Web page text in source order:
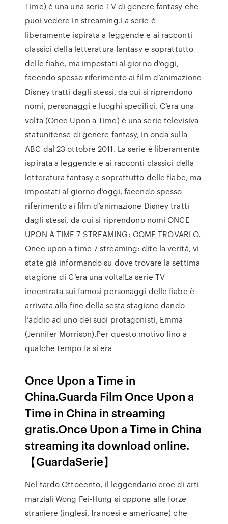
Time) è una una serie TV di genere fantasy che
puoi vedere in streaming.La serie è
liberamente ispirata a leggende e ai racconti
classici della letteratura fantasy e soprattutto
delle fiabe, ma impostati al giorno d’oggi,
facendo spesso riferimento ai film d’animazione
Disney tratti dagli stessi, da cui si riprendono
nomi, personaggi e luoghi specifici. C’era una
volta (Once Upon a Time) è una serie televisiva
statunitense di genere fantasy, in onda sulla
ABC dal 23 ottobre 2011. La serie è liberamente
ispirata a leggende e ai racconti classici della
letteratura fantasy e soprattutto delle fiabe, ma
impostati al giorno d’oggi, facendo spesso
riferimento ai film d’animazione Disney tratti
dagli stessi, da cui si riprendono nomi ONCE
UPON A TIME 7 STREAMING: COME TROVARLO.
Once upon a time 7 streaming: dite la verità, vi
state già informando su dove trovare la settima
stagione di C’era una volta!La serie TV
incentrata sui famosi personaggi delle fiabe è
arrivata alla fine della sesta stagione dando
l’addio ad uno dei suoi protagonisti, Emma
(Jennifer Morrison).Per questo motivo fino a
qualche tempo fa si era
Once Upon a Time in
China.Guarda Film Once Upon a
Time in China in streaming
gratis.Once Upon a Time in China
streaming ita download online.
【GuardaSerie】
Nel tardo Ottocento, il leggendario eroe di arti
marziali Wong Fei-Hung si oppone alle forze
straniere (inglesi, francesi e americane) che